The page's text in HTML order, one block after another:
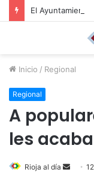
Inicio / Regional
Regional
A
les
Rioja al día